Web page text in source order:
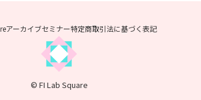
アーカイブセミナー特定商取引法に基づく表記
© FI Lab Square